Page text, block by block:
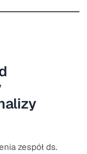
zespół ds.